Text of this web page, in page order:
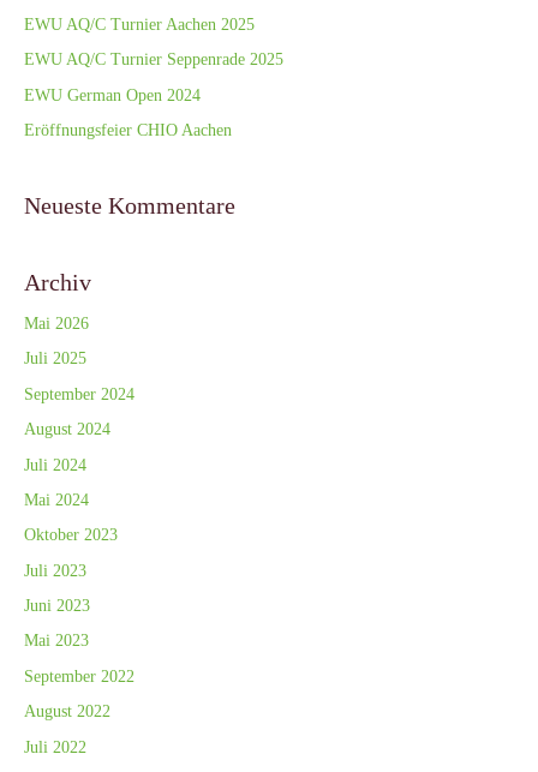
EWU AQ/C Turnier Aachen 2025
EWU AQ/C Turnier Seppenrade 2025
EWU German Open 2024
Eröffnungsfeier CHIO Aachen
Neueste Kommentare
Archiv
Mai 2026
Juli 2025
September 2024
August 2024
Juli 2024
Mai 2024
Oktober 2023
Juli 2023
Juni 2023
Mai 2023
September 2022
August 2022
Juli 2022